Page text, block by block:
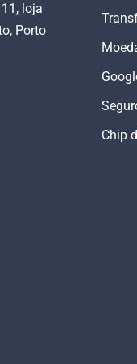
loja
Porto
Chip